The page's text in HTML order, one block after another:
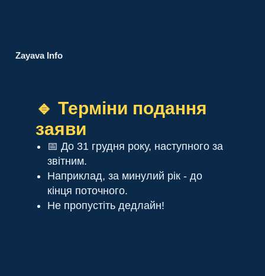
Zayava Info
🔹 Терміни подання
заяви
📅 До 31 грудня року, наступного за
звітним.
Наприклад, за минулий рік - до
кінця поточного.
Не пропустіть дедлайн!